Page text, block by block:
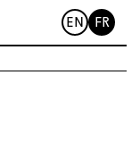
EN FR